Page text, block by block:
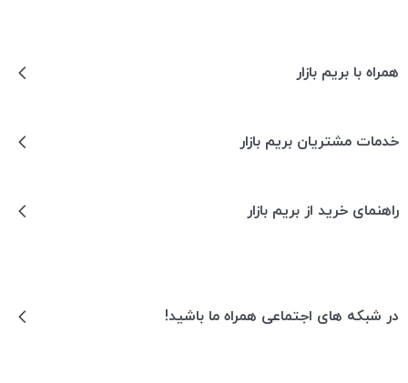
همراه با بریم بازار
خدمات مشتریان بریم بازار
راهنمای خرید از بریم بازار
در شبکه های اجتماعی همراه ما باشید!